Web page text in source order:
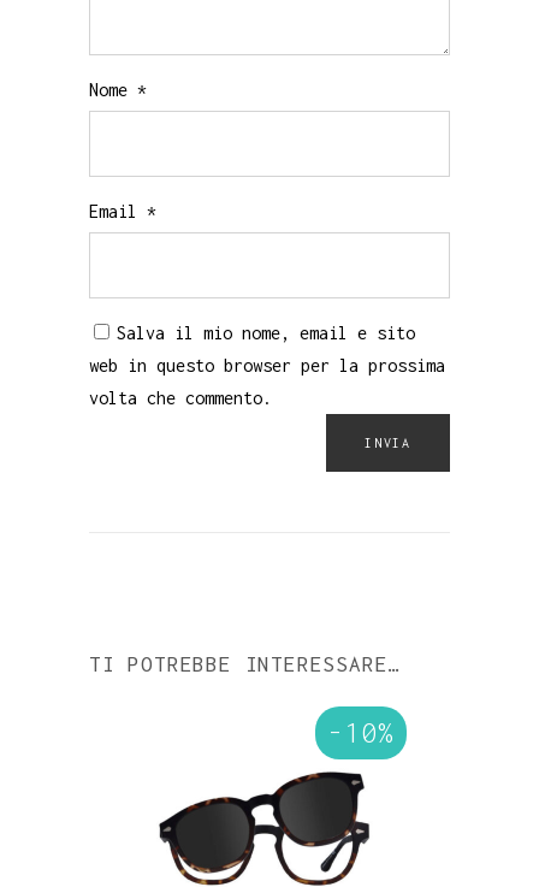
Nome *
Email *
Salva il mio nome, email e sito
web in questo browser per la prossima
volta che commento.
TI POTREBBE INTERESSARE…
-10%